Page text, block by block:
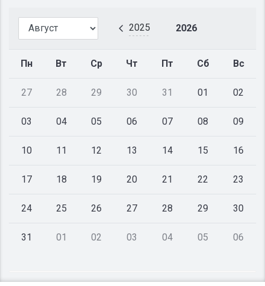
2025 2026
Пн Вт Ср Чт Пт Сб Вс
27 28 29 30 31 01 02
03 04 05 06 07 08 09
10 11 12 13 14 15 16
17 18 19 20 21 22 23
24 25 26 27 28 29 30
31 01 02 03 04 05 06